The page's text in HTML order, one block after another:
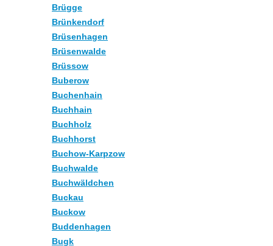
Brügge
Brünkendorf
Brüsenhagen
Brüsenwalde
Brüssow
Buberow
Buchenhain
Buchhain
Buchholz
Buchhorst
Buchow-Karpzow
Buchwalde
Buchwäldchen
Buckau
Buckow
Buddenhagen
Bugk